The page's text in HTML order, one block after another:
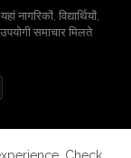
विद्यार्थियों,
समाचार मिलते
Policy